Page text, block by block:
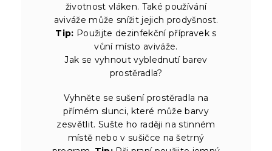
životnost vláken. Také používání
aviváže může snížit jejich prodyšnost.
Tip: Použijte dezinfekční přípravek s
vůní místo aviváže.
Jak se vyhnout vyblednutí barev
prostěradla?
Vyhněte se sušení prostěradla na
přímém slunci, které může barvy
zesvětlit. Sušte ho raději na stinném
místě nebo v sušičce na šetrný